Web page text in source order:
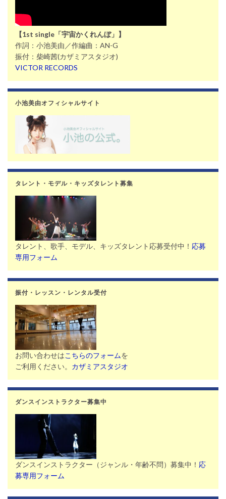
【1st single「宇宙かくれんぼ」】
作詞：小池美由／作編曲：AN-G
振付：柴崎茜(カザミアスタジオ)
VICTOR RECORDS
小池美由オフィシャルサイト
タレント・モデル・キッズタレント募集
タレント、歌手、モデル、キッズタレント応募受付中！ 応募
専用フォーム
振付・レッスン・レンタル受付
お問い合わせはこちらのフォームを
ご利用ください。 カザミアスタジオ
ダンスインストラクター募集中
ダンスインストラクター（ジャンル・年齢不問）募集中！ 応
募専用フォーム